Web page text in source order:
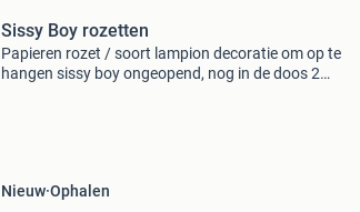
Sissy Boy rozetten
Papieren rozet / soort lampion decoratie om op te
hangen sissy boy ongeopend, nog in de doos 2
Nieuw Ophalen